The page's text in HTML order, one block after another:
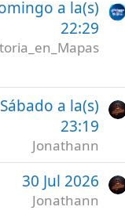
a la(s)
22:29
a la(s)
23:19
Jonathann
30 Jul 2026
Jonathann